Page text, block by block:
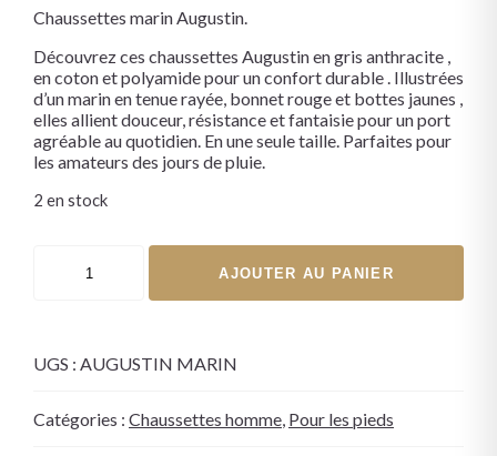
Chaussettes marin Augustin.
Découvrez ces chaussettes Augustin en gris anthracite ,
en coton et polyamide pour un confort durable . Illustrées
d’un marin en tenue rayée, bonnet rouge et bottes jaunes ,
elles allient douceur, résistance et fantaisie pour un port
agréable au quotidien. En une seule taille. Parfaites pour
les amateurs des jours de pluie.
2 en stock
AJOUTER AU PANIER
UGS : AUGUSTIN MARIN
Catégories : Chaussettes homme, Pour les pieds